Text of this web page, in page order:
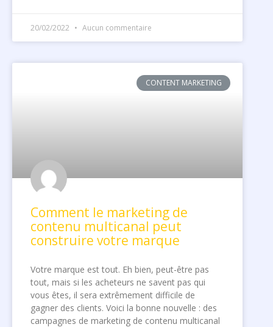
20/02/2022 Aucun commentaire
CONTENT MARKETING
Comment le marketing de
contenu multicanal peut
construire votre marque
Votre marque est tout. Eh bien, peut-être pas
tout, mais si les acheteurs ne savent pas qui
vous êtes, il sera extrêmement difficile de
gagner des clients. Voici la bonne nouvelle : des
campagnes de marketing de contenu multicanal